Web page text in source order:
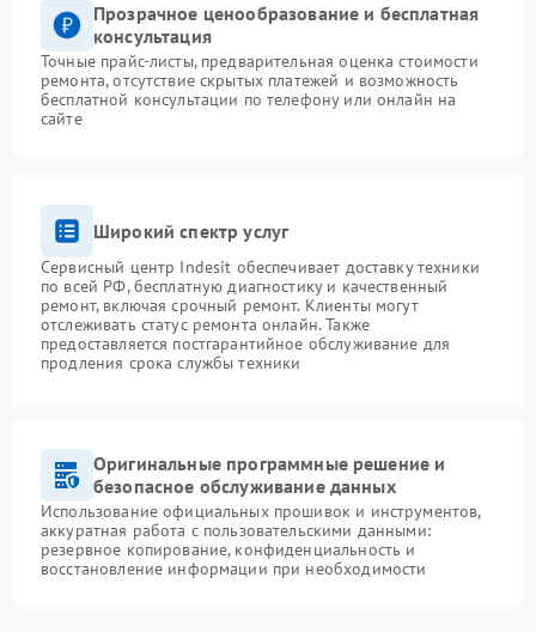
Прозрачное ценообразование и бесплатная
консультация
Точные прайс-листы, предварительная оценка стоимости
ремонта, отсутствие скрытых платежей и возможность
бесплатной консультации по телефону или онлайн на
сайте
Широкий спектр услуг
Сервисный центр Indesit обеспечивает доставку техники
по всей РФ, бесплатную диагностику и качественный
ремонт, включая срочный ремонт. Клиенты могут
отслеживать статус ремонта онлайн. Также
предоставляется постгарантийное обслуживание для
продления срока службы техники
Оригинальные программные решение и
безопасное обслуживание данных
Использование официальных прошивок и инструментов,
аккуратная работа с пользовательскими данными:
резервное копирование, конфиденциальность и
восстановление информации при необходимости